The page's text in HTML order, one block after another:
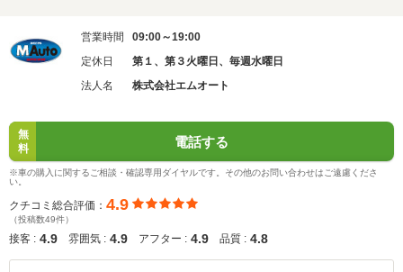
営業時間
09:00～19:00
定休日
第１、第３火曜日、毎週水曜日
法人名
株式会社エムオート
無
料
電話する
※車の購入に関するご相談・確認専用ダイヤルです。その他のお問い合わせはご遠慮くださ
い。
クチコミ総合評価： 4.9
（投稿数49件）
接客 : 4.9 雰囲気 : 4.9 アフター : 4.9 品質 : 4.8